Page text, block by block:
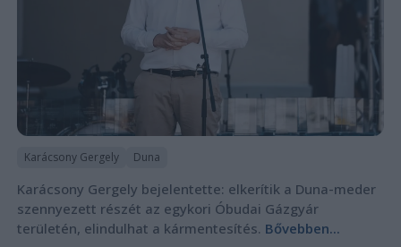
Karácsony Gergely Duna
Karácsony Gergely bejelentette: elkerítik a Duna-meder
szennyezett részét az egykori Óbudai Gázgyár
területén, elindulhat a kármentesítés. Bővebben...